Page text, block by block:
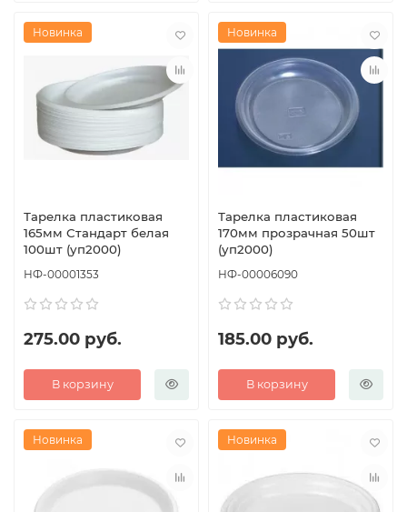
Новинка
Тарелка пластиковая
165мм Стандарт белая
100шт (уп2000)
НФ-00001353
275.00 руб.
В корзину
Новинка
Тарелка пластиковая
170мм прозрачная 50шт
(уп2000)
НФ-00006090
185.00 руб.
В корзину
Новинка Новинка